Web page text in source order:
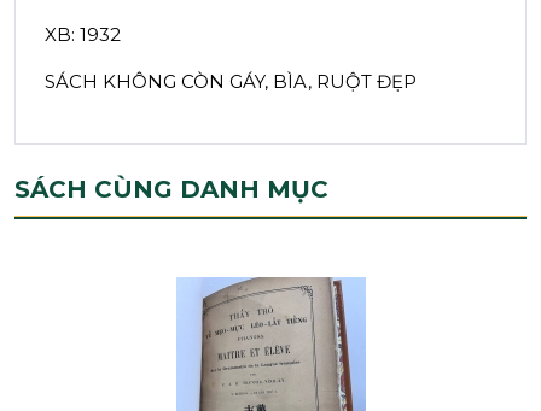
XB: 1932
SÁCH KHÔNG CÒN GÁY, BÌA, RUỘT ĐẸP
SÁCH CÙNG DANH MỤC